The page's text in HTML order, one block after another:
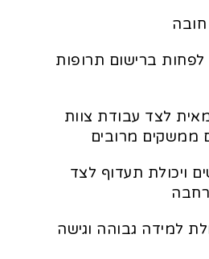
חובה
לפחות ברישום תרופות
לצד עבודת צוות
ממשקים מרובים
ויכולת תעדוף לצד
למידה גבוהה וגישה